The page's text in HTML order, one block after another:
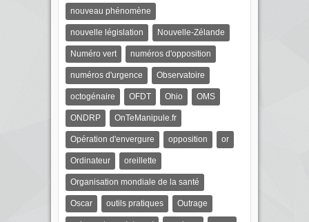
nouveau phénomène
nouvelle législation Nouvelle-Zélande
Numéro vert numéros d'opposition
numéros d'urgence Observatoire
octogénaire OFDT Ohio OMS
ONDRP OnTeManipule.fr
Opération d'envergure opposition or
Ordinateur oreillette
Organisation mondiale de la santé
Oscar outils pratiques Outrage